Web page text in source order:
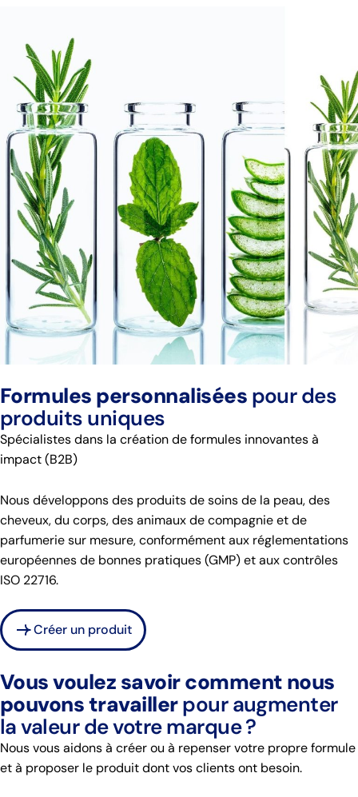
·
Formules personnalisées pour des
produits uniques
Spécialistes dans la création de formules innovantes à
impact (B2B)
Nous développons des produits de soins de la peau, des
cheveux, du corps, des animaux de compagnie et de
parfumerie sur mesure, conformément aux réglementations
européennes de bonnes pratiques (GMP) et aux contrôles
ISO 22716.
Créer un produit
Vous voulez savoir comment nous
pouvons travaillerpour augmenter
la valeur de votre marque ?
Nous vous aidons à créer ou à repenser votre propre formule
et à proposer le produit dont vos clients ont besoin.